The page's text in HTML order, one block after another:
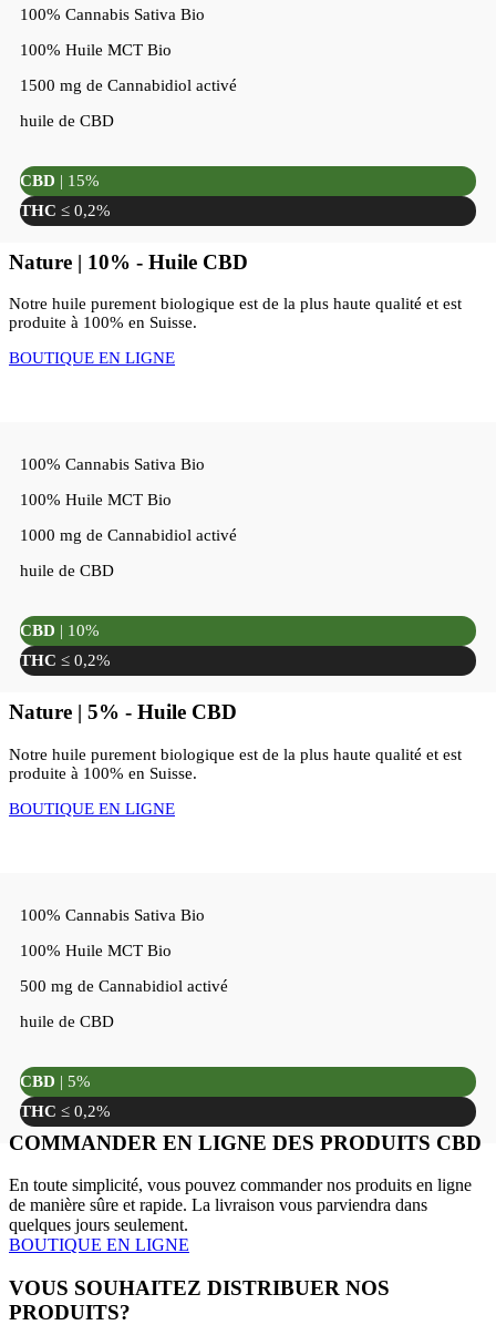
100% Cannabis Sativa Bio
100% Huile MCT Bio
1500 mg de Cannabidiol activé
huile de CBD
CBD | 15%
THC ≤ 0,2%
Nature | 10% - Huile CBD
Notre huile purement biologique est de la plus haute qualité et est
produite à 100% en Suisse.
BOUTIQUE EN LIGNE
100% Cannabis Sativa Bio
100% Huile MCT Bio
1000 mg de Cannabidiol activé
huile de CBD
CBD | 10%
THC ≤ 0,2%
Nature | 5% - Huile CBD
Notre huile purement biologique est de la plus haute qualité et est
produite à 100% en Suisse.
BOUTIQUE EN LIGNE
100% Cannabis Sativa Bio
100% Huile MCT Bio
500 mg de Cannabidiol activé
huile de CBD
CBD | 5%
THC ≤ 0,2%
COMMANDER EN LIGNE DES PRODUITS CBD
En toute simplicité, vous pouvez commander nos produits en ligne
de manière sûre et rapide. La livraison vous parviendra dans
quelques jours seulement.
BOUTIQUE EN LIGNE
VOUS SOUHAITEZ DISTRIBUER NOS
PRODUITS?